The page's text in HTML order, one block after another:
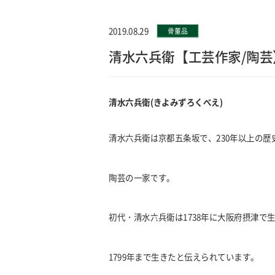
2019.08.29 骨董品
清水六兵衛【工芸作家/陶芸
清水六兵衛(きよみずろくべえ)
清水六兵衛は京都五条坂で、230年以上の歴
陶芸の一家です。
初代・清水六兵衛は1738年に大阪府摂津で
1799年まで生きたと伝えられています。